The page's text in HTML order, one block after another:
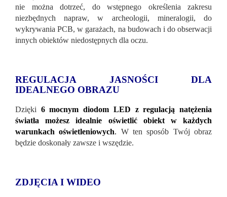
nie można dotrzeć, do wstępnego określenia zakresu
niezbędnych napraw, w archeologii, mineralogii, do
wykrywania PCB, w garażach, na budowach i do obserwacji
innych obiektów niedostępnych dla oczu.
REGULACJA JASNOŚCI DLA
IDEALNEGO OBRAZU
Dzięki 6 mocnym diodom LED z regulacją natężenia
światła możesz idealnie oświetlić obiekt w każdych
warunkach oświetleniowych. W ten sposób Twój obraz
będzie doskonały zawsze i wszędzie.
ZDJĘCIA I WIDEO